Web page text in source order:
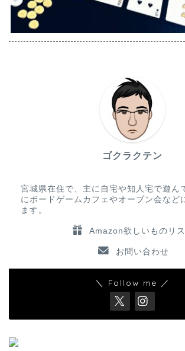
ゴクラクテン
宮城県在住で、主に自宅や知人宅で遊ん
にボードゲームカフェやオープン会など
ます。
Amazon欲しいものリス
お問い合わせ
＼ Follow me ／